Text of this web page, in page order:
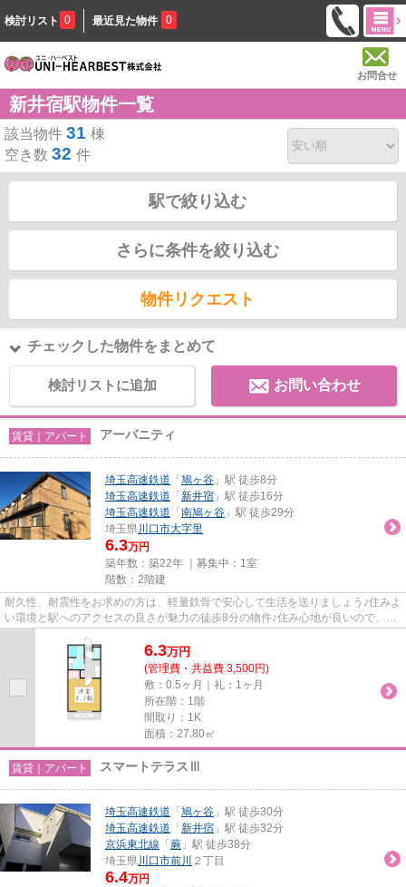
検討リスト 0 最近見た物件 0
お問合せ
新井宿駅物件一覧
該当物件 31 棟
空き数 32 件
駅で絞り込む
さらに条件を絞り込む
物件リクエスト
チェックした物件をまとめて
検討リストに追加 お問い合わせ
賃貸｜アパート アーバニティ
埼玉高速鉄道 「 鳩ヶ谷 」駅 徒歩8分
埼玉高速鉄道 「 新井宿 」駅 徒歩16分
埼玉高速鉄道 「 南鳩ヶ谷 」駅 徒歩29分
埼玉県川口市大字里
6.3万円
築年数：築22年 ｜募集中： 1室
階数：2階建
耐久性、耐震性をお求めの方は、軽量鉄骨で安心して生活を送りましょう♪住みよ
い環境と駅へのアクセスの良さが魅力の徒歩8分の物件♪住み心地が良いので、自
6.3万円
(管理費・共益費 3,500円)
敷：0.5ヶ月｜礼：1ヶ月
所在階：1階
間取り：1K
面積：27.80㎡
賃貸｜アパート スマートテラスⅢ
埼玉高速鉄道 「 鳩ヶ谷 」駅 徒歩30分
埼玉高速鉄道 「 新井宿 」駅 徒歩32分
京浜東北線 「 蕨 」駅 徒歩38分
埼玉県川口市前川 ２丁目
6.4万円